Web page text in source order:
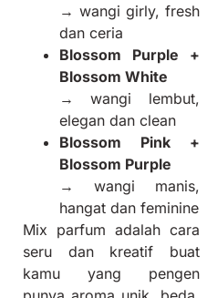
→ wangi girly, fresh
dan ceria
Blossom Purple +
Blossom White
→ wangi lembut,
elegan dan clean
Blossom Pink +
Blossom Purple
→ wangi manis,
hangat dan feminine
Mix parfum adalah cara
seru dan kreatif buat
kamu yang pengen